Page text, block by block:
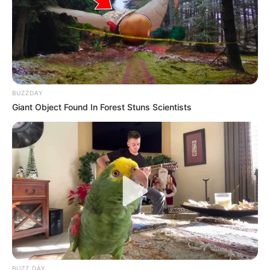
Le Télégramme de Brest : 8 – 1 – 3 – 5 – 11 – 9 – 4 – 12
Les 7 de week-end : 11 – 4 – 1 – 8 – 7 – 9 – 3 – 5
Midi-Libre : 8 – 1 – 3 – 7 – 5 – 11 – 4 – 2
Nice Matin : 11 – 3 – 8 – 6 – 2 – 7 – 5 – 1
Nve. Rep. Centre-Ouest : 7 – 5 – 4 – 1 – 3 – 8 – 11 – 6
Ouest-France : 11 – 3 – 4 – 1 – 8 – 6 – 7 – 5
Paris Normandie : 1 – 8 – 3 – 4 – 5 – 12 – 11 – 10
Paris Turf : 8 – 5 – 4 – 1 – 3 – 7 – 11 – 6
République des Pyrénées : 8 – 4 – 3 – 6 – 11 – 5 – 1 – 7
Scoopdyga : 11 – 7 – 8 – 3 – 6 – 1 – 5 – 12
Spécial-Dernière : 8 – 5 – 6 – 11 – 7 – 3 – 1 – 14
Tiercé-Magazine : 5 – 7 – 8 – 1 – 6 – 11 – 12 – 4
Turfomania M : 3 – 1 – 11 – 4 – 8 – 2 – 7 – 9
Tropiques-FM : 11 – 8 – 7 – 1 – 3 – 5 – 16 – 4
Week-End : 7 – 8 – 3 – 11 – 5 – 4 – 6 – 1
Ticket-Turf : 8 – 11 – 1 – 3 – 5 – 6 – 16 – 13
Top-Pronos : 11 – 8 – 3 – 5 – 1 – 4 – 7 – 6
ZEturf : 11 – 8 – 16 – 7 – 5 – 6 – 3 – 4
BUZZDAY
Giant Object Found In Forest Stuns Scientists
BUZZ DAY